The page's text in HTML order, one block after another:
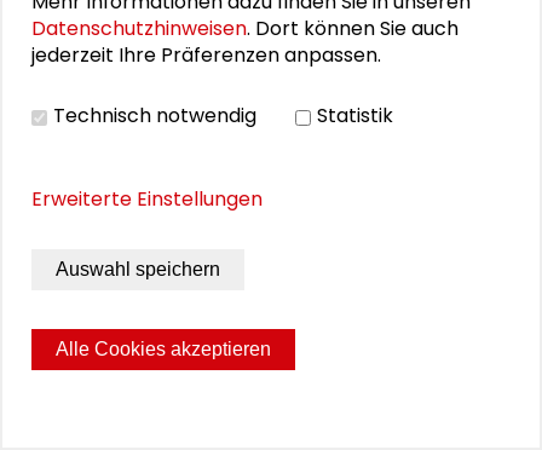
Datenschutzhinweisen. Dort können Sie auch
jederzeit Ihre Präferenzen anpassen.
Technisch notwendig Statistik
Erweiterte Einstellungen
Auswahl speichern
Alle Cookies akzeptieren